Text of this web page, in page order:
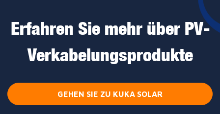
Erfahren Sie mehr über PV-
Verkabelungsprodukte
GEHEN SIE ZU KUKA SOLAR